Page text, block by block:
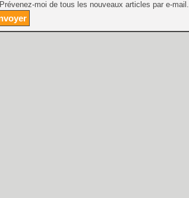
Prévenez-moi de tous les nouveaux articles par e-mail.